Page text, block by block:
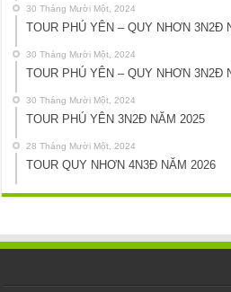
30 Tháng Mười Một, 2024
TOUR PHÚ YÊN – QUY NHƠN 3N2Đ
30 Tháng Mười Một, 2024
TOUR PHÚ YÊN – QUY NHƠN 3N2Đ
30 Tháng Mười Một, 2024
TOUR PHÚ YÊN 3N2Đ NĂM 2025
28 Tháng Mười Một, 2024
TOUR QUY NHƠN 4N3Đ NĂM 2026